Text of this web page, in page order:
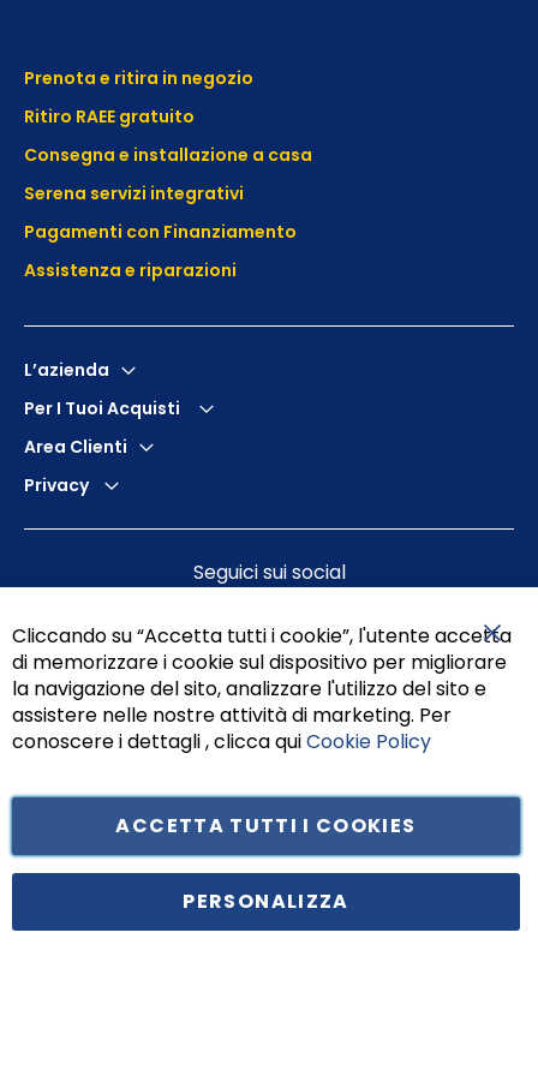
Prenota e ritira in negozio
Ritiro RAEE gratuito
Consegna e installazione a casa
Serena servizi integrativi
Pagamenti con Finanziamento
Assistenza e riparazioni
L’azienda
Per I Tuoi Acquisti
Area Clienti
Privacy
Seguici sui social
Principe di Piemonte 199, cap. 80026 Casoria (NA) - C.F. 05834470634 -
Cliccando su “Accetta tutti i cookie”, l'utente accetta
di memorizzare i cookie sul dispositivo per migliorare
la navigazione del sito, analizzare l'utilizzo del sito e
assistere nelle nostre attività di marketing. Per
conoscere i dettagli , clicca quiCookie Policy
ACCETTA TUTTI I COOKIES
PERSONALIZZA